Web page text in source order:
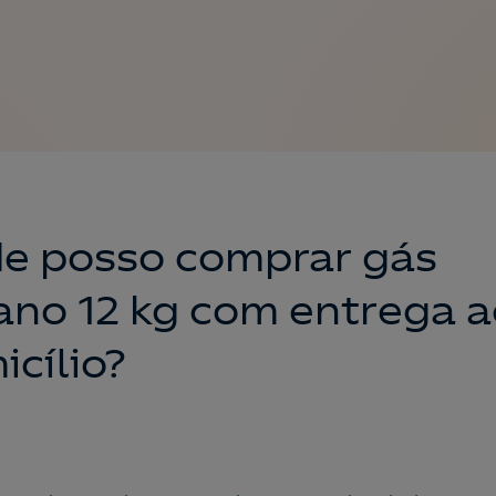
posso comprar gás
12 kg com entrega